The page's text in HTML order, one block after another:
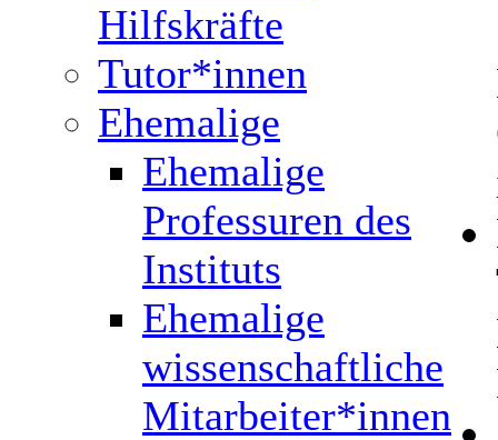
Hilfskräfte
Tutor*innen
Ehemalige
Ehemalige
Professuren des
Instituts
Ehemalige
wissenschaftliche
Mitarbeiter*innen